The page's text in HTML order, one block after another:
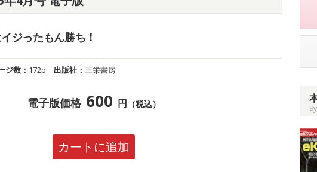
ジったもん勝ち！
ジ数： 172p 出版社：三栄書房
電子版価格 600 円 （税込）
カートに追加